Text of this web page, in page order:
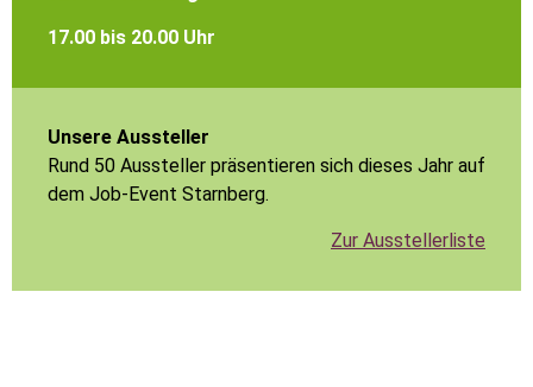
17.00 bis 20.00 Uhr
Unsere Aussteller
Rund 50 Aussteller präsentieren sich dieses Jahr auf
dem Job-Event Starnberg.
Zur Ausstellerliste